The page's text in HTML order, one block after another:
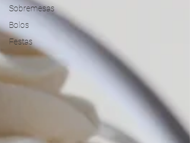
Sobremesas
Bolos
Festas